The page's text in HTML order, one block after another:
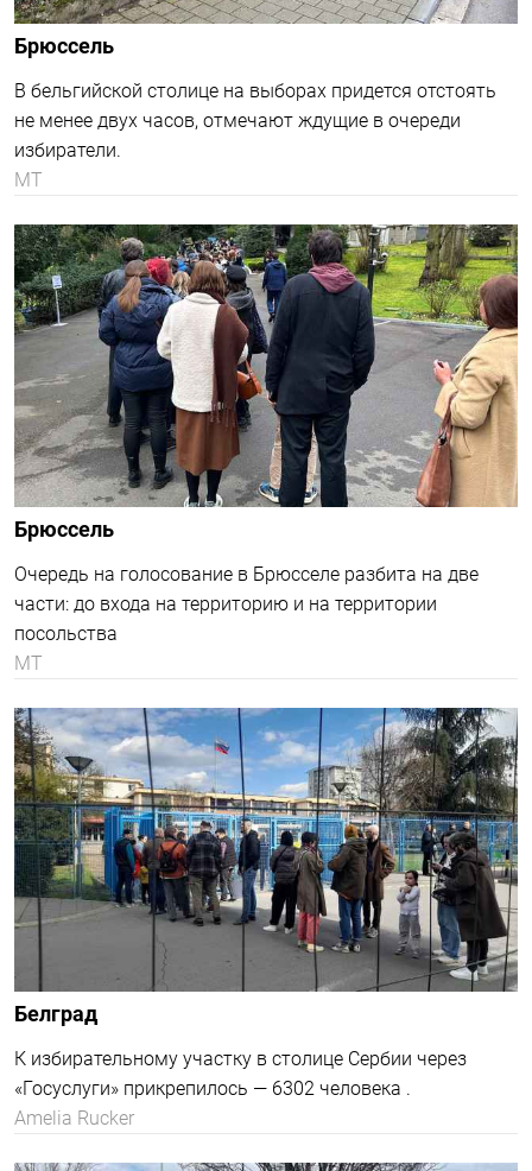
Таллин
Очередь в Таллинне растянулась на несколько
кварталов.
Таллин
В эстонской столице голосовать идут как противники,
так и сторонники Путина, отмечает BBC.
МТ
Тель-Авив